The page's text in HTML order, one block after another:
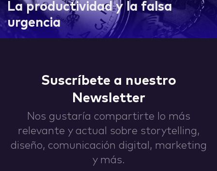
La productividad y la falsa
urgencia
Suscríbete a nuestro
Newsletter
Nos gustaría compartirte lo más
relevante y actual sobre storytelling,
diseño, comunicación digital, marketing
y más.
WORKS